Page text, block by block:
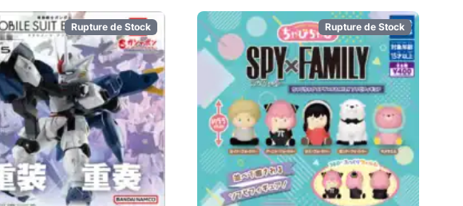
Rupture de Stock Rupture de Stock